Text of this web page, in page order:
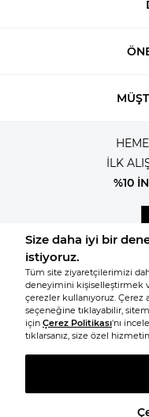
İLK
%10